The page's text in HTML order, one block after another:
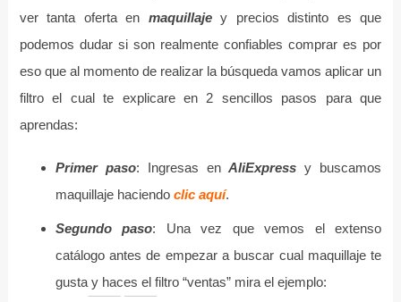
ver tanta oferta en maquillajey precios distinto es que
podemos dudar si son realmente confiables comprar es por
eso que al momento de realizar la búsqueda vamos aplicar un
filtro el cual te explicare en 2 sencillos pasos para que
aprendas:
Primer paso: Ingresas enAliExpress y buscamos
maquillaje haciendo clic aquí.
Segundo paso: Una vez que vemos el extenso
catálogo antes de empezar a buscar cual maquillaje te
gusta y haces el filtro “ventas” mira el ejemplo: